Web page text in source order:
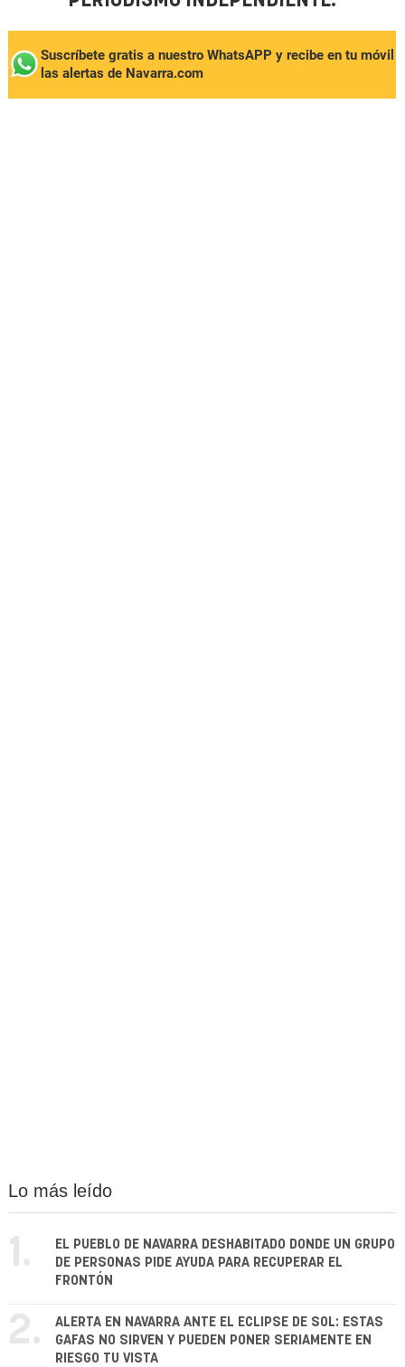
Suscríbete gratis a nuestro WhatsAPP y recibe en tu móvil
las alertas de Navarra.com
Lo más leído
1.
EL PUEBLO DE NAVARRA DESHABITADO DONDE UN GRUPO
DE PERSONAS PIDE AYUDA PARA RECUPERAR EL
FRONTÓN
2.
ALERTA EN NAVARRA ANTE EL ECLIPSE DE SOL: ESTAS
GAFAS NO SIRVEN Y PUEDEN PONER SERIAMENTE EN
RIESGO TU VISTA